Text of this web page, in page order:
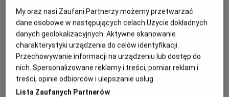
Gorzów Wielkopolski-Helios
Grudziądz-
Helios
Jelenia Góra-
Helios
Kalisz-
Helios
Katowice-
Helios
Kędzierzyn-Koźle-
Helios
Kielce-
Helios
Konin-Helios
My oraz nasi Zaufani Partnerzy możemy przetwarzać
dane osobowe w następujących celach:Użycie dokładnych
danych geolokalizacyjnych. Aktywne skanowanie
charakterystyki urządzenia do celów identyfikacji.
Przechowywanie informacji na urządzeniu lub dostęp do
nich. Spersonalizowane reklamy i treści, pomiar reklam i
treści, opinie odbiorców i ulepszanie usług.
Lista Zaufanych Partnerów